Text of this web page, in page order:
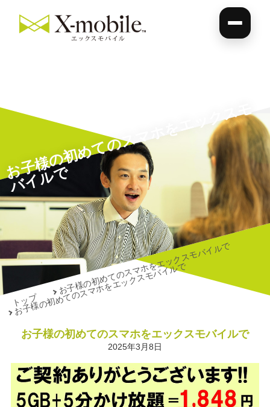
お
子
様
の
初
め
て
の
ス
マ
ホ
を
エ
ッ
ク
ス
モ
バ
イ
ル
で
トップ
お子様の初めてのスマホをエックスモバイルで
お子様の初めてのスマホをエックスモバイルで
お子様の初めてのスマホをエックスモバイルで
2025年3月8日